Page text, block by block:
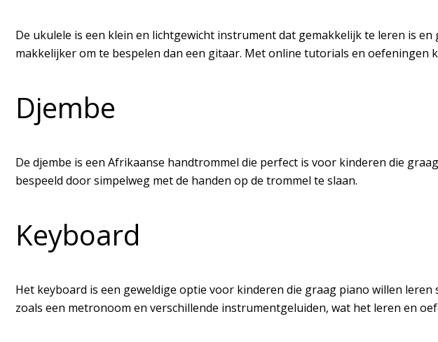
De ukulele is een klein en lichtgewicht instrument dat gemakkelijk te leren is
makkelijker om te bespelen dan een gitaar. Met online tutorials en oefeningen
Djembe
De djembe is een Afrikaanse handtrommel die perfect is voor kinderen die
bespeeld door simpelweg met de handen op de trommel te slaan.
Keyboard
Het keyboard is een geweldige optie voor kinderen die graag piano willen
zoals een metronoom en verschillende instrumentgeluiden, wat het leren en